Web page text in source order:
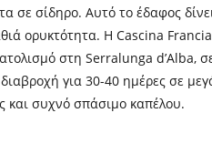
σε σίδηρο. Αυτό το έδαφος
ορυκτότητα. Η Cascina
στη Serralunga d’Alba,
για 30-40 ημέρες σε
και συχνό σπάσιμο καπέλου.